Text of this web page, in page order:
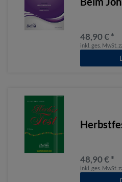
48,90 € *
inkl. ges. MwSt.
48,90 € *
inkl. ges. MwSt.